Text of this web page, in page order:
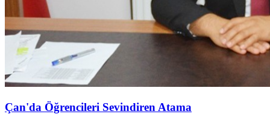
Çan'da Öğrencileri Sevindiren Atama